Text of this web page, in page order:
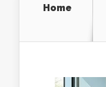
Home